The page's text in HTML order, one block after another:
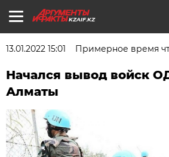
KZAIF.KZ
13.01.2022 15:01 Примерное время
Начался вывод войск
Алматы